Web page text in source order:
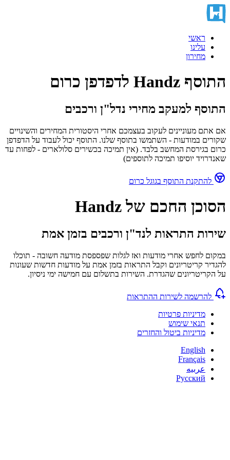
ראשי
עלינו
מחירון
התוסף Handz לדפדפן כרום
התוסף למעקב מחירי נדל"ן ורכבים
אם אתם מעוניינים לעקוב בעצמכם אחרי היסטורית המחירים והשינויים
שקורים במודעות - השתמשו בתוסף שלנו. התוסף יכול לעבוד על הדפדפן
כרום בגירסת המחשב בלבד. (אין תמיכה בכשירים סלולארים - לפחות עד
שאנדרויד יוסיפו תמיכה לתוספים)
להתקנת התוסף בגוגל כרום
הסוכן החכם של Handz
שירות התראות לנד"ן ורכבים בזמן אמת
במקום לחפש אחרי מודעות ואז לגלות שפספסת מודעה חשובה - תוכלו
להגדיר קריטריונים וקבל התראות בזמן אמת על מודעות חדשות שעונות
על הקריטריונים שהגדרת. השירות בתשלום עם חמישה ימי ניסיון.
להרשמה לשירות ההתראות
מדיניות פרטיות
תנאי שימוש
מדיניות ביטול והחזרים
English
Français
عربيه
Русский